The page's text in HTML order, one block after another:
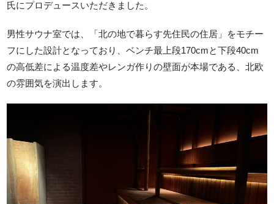
氏にプロデュースいただきました。
男性サウナ室では、「北の地で暮らす先住民の住居」をモチー
フにした設計となっており、ベンチ最上段170cmと下段40cm
の高低差による温度差やレンガ作りの壁面が本場である、北欧
の雰囲気を演出します。